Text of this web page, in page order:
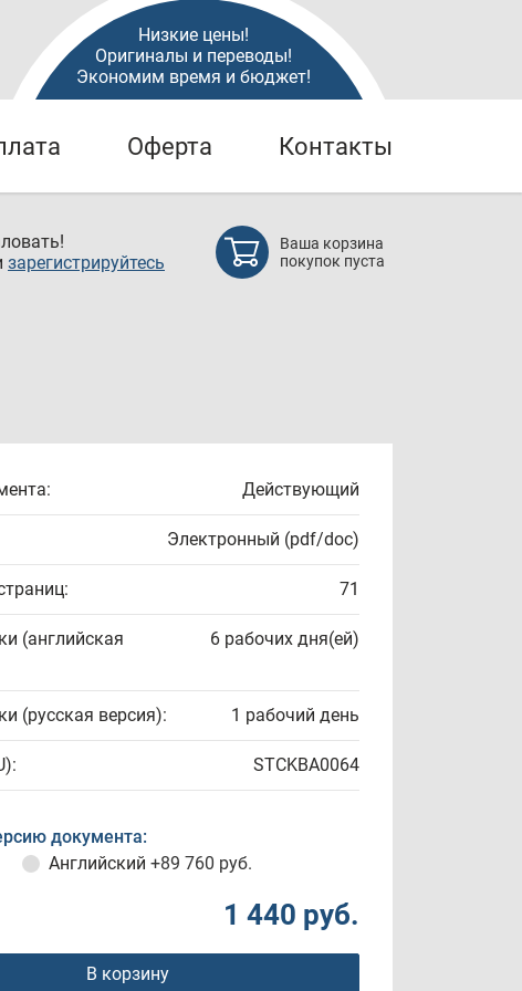
Низкие цены!
Оригиналы и переводы!
Экономим время и бюджет!
Оферта Контакты
зарегистрируйтесь
Ваша корзина
покупок пуста
Действующий
Электронный (pdf/doc)
71
(английская
6 рабочих дня(ей)
(русская версия): 1 рабочий день
STCKBA0064
документа:
Английский +89 760 руб.
1 440 руб.
В корзину